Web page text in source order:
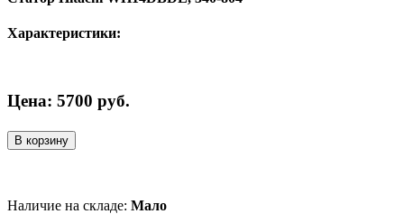
Характеристики:
Цена: 5700 руб.
В корзину
Наличие на складе: Мало